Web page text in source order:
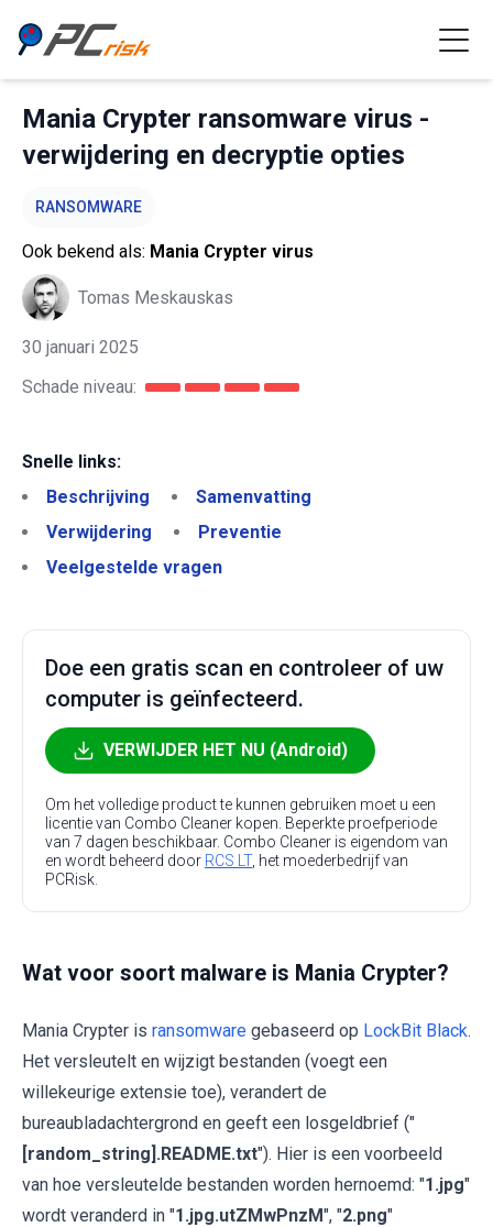
Mania Crypter ransomware virus -
verwijdering en decryptie opties
RANSOMWARE
Ook bekend als: Mania Crypter virus
Tomas Meskauskas
30 januari 2025
Schade niveau:
Snelle links:
Beschrijving
Samenvatting
Verwijdering
Preventie
Veelgestelde vragen
Doe een gratis scan en controleer of uw
computer is geïnfecteerd.
VERWIJDER HET NU (Android)
Om het volledige product te kunnen gebruiken moet u een
licentie van Combo Cleaner kopen. Beperkte proefperiode
van 7 dagen beschikbaar. Combo Cleaner is eigendom van
en wordt beheerd door RCS LT, het moederbedrijf van
PCRisk.
Wat voor soort malware is Mania Crypter?
Mania Crypter is ransomware gebaseerd op LockBit Black.
Het versleutelt en wijzigt bestanden (voegt een
willekeurige extensie toe), verandert de
bureaubladachtergrond en geeft een losgeldbrief ("
[random_string].README.txt"). Hier is een voorbeeld
van hoe versleutelde bestanden worden hernoemd: "1.jpg"
wordt veranderd in "1.jpg.utZMwPnzM", "2.png"